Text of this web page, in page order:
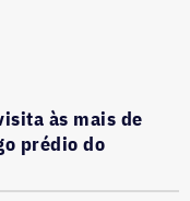
às mais de
prédio do